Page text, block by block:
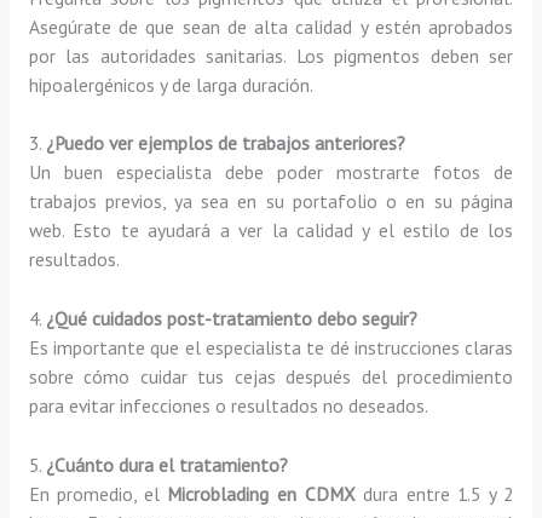
Asegúrate de que sean de alta calidad y estén aprobados
por las autoridades sanitarias. Los pigmentos deben ser
hipoalergénicos y de larga duración.
3. ¿Puedo ver ejemplos de trabajos anteriores?
Un buen especialista debe poder mostrarte fotos de
trabajos previos, ya sea en su portafolio o en su página
web. Esto te ayudará a ver la calidad y el estilo de los
resultados.
4. ¿Qué cuidados post-tratamiento debo seguir?
Es importante que el especialista te dé instrucciones claras
sobre cómo cuidar tus cejas después del procedimiento
para evitar infecciones o resultados no deseados.
5. ¿Cuánto dura el tratamiento?
En promedio, el Microblading en CDMXdura entre 1.5 y 2